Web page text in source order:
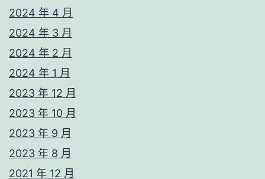
2024 年 4 月
2024 年 3 月
2024 年 2 月
2024 年 1 月
2023 年 12 月
2023 年 10 月
2023 年 9 月
2023 年 8 月
2021 年 12 月